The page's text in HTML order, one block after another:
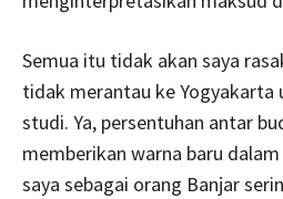
Semua itu tidak akan saya
tidak merantau ke Yogyakarta
studi. Ya, persentuhan antar
memberikan warna baru
saya sebagai orang Banjar